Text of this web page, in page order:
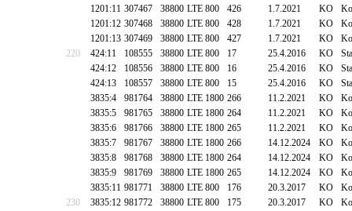
1201:11 307467 38800 LTE 800 426 1.7.2021 KO
1201:12 307468 38800 LTE 800 428 1.7.2021 KO
1201:13 307469 38800 LTE 800 427 1.7.2021 KO
220
424:11 108555 38800 LTE 800 17 25.4.2016 KO
424:12
108556 38800 LTE 800 16 25.4.2016 KO
424:13
108557 38800 LTE 800 15 25.4.2016 KO
3835:4
981764 38800 LTE 1800 266 11.2.2021 KO
3835:5
981765 38800 LTE 1800 264 11.2.2021 KO
3835:6
981766 38800 LTE 1800 265 11.2.2021 KO
3835:7
981767 38800 LTE 1800 266 14.12.2024 KO
3835:8
981768 38800 LTE 1800 264 14.12.2024 KO
3835:9
981769 38800 LTE 1800 265 14.12.2024 KO
3835:11 981771 38800 LTE 800 176 20.3.2017 KO
230
3835:12 981772 38800 LTE 800 175 20.3.2017 KO